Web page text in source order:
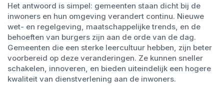
Het antwoord is simpel: gemeenten staan dicht bij de
inwoners en hun omgeving verandert continu. Nieuwe
wet- en regelgeving, maatschappelijke trends, en de
behoeften van burgers zijn aan de orde van de dag.
Gemeenten die een sterke leercultuur hebben, zijn beter
voorbereid op deze veranderingen. Ze kunnen sneller
schakelen, innoveren, en bieden uiteindelijk een hogere
kwaliteit van dienstverlening aan de inwoners.